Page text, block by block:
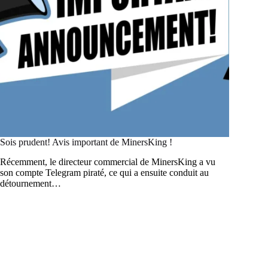
Sois prudent! Avis important de MinersKing !
Récemment, le directeur commercial de MinersKing a vu
son compte Telegram piraté, ce qui a ensuite conduit au
détournement…